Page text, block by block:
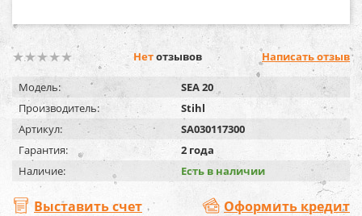
Нетотзывов Написать отзыв
Модель:
SEA 20
Производитель:
Stihl
Артикул:
SA030117300
Гарантия:
2 года
Наличие:
Есть в наличии
Выставить счет Оформить кредит